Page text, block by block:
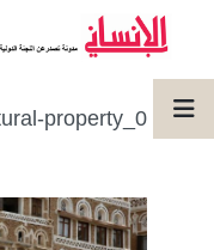
property_0